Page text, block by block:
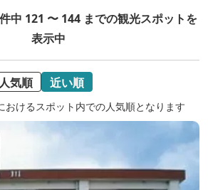
中 121 〜 144 までの観光スポットを
表示中
人気順 近い順
けるスポット内での人気順となります